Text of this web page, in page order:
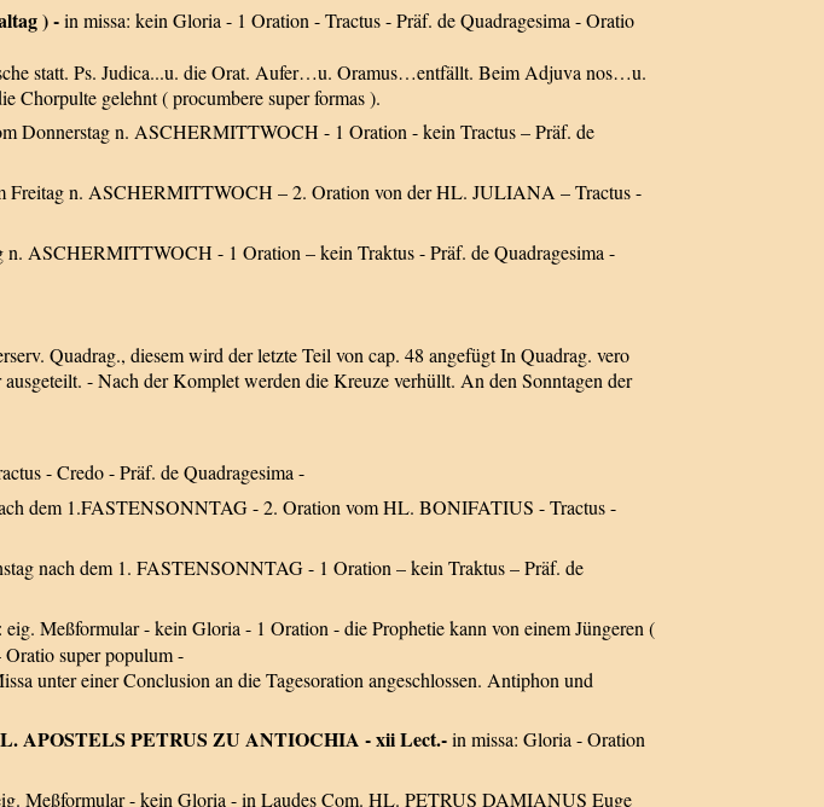
) -in missa: kein Gloria - 1 Oration - Tractus - Präf. de Quadragesima - Oratio
statt. Ps. Judica...u. die Orat. Aufer…u. Oramus…entfällt. Beim Adjuva nos…u.
Chorpulte gelehnt ( procumbere super formas ).
Donnerstag n. ASCHERMITTWOCH - 1 Oration - kein Tractus – Präf. de
Freitag n. ASCHERMITTWOCH – 2. Oration von der HL. JULIANA – Tractus -
n. ASCHERMITTWOCH - 1 Oration – kein Traktus - Präf. de Quadragesima -
Quadrag., diesem wird der letzte Teil von cap. 48 angefügt In Quadrag. vero
- Nach der Komplet werden die Kreuze verhüllt. An den Sonntagen der
- Credo - Präf. de Quadragesima -
dem 1.FASTENSONNTAG - 2. Oration vom HL. BONIFATIUS - Tractus -
nach dem 1. FASTENSONNTAG - 1 Oration – kein Traktus – Präf. de
eig. Meßformular - kein Gloria - 1 Oration - die Prophetie kann von einem Jüngeren (
Oratio super populum -
unter einer Conclusion an die Tagesoration angeschlossen. Antiphon und
APOSTELS PETRUS ZU ANTIOCHIA - xii Lect.-in missa: Gloria - Oration
Meßformular - kein Gloria - in Laudes Com. HL. PETRUS DAMIANUS Euge